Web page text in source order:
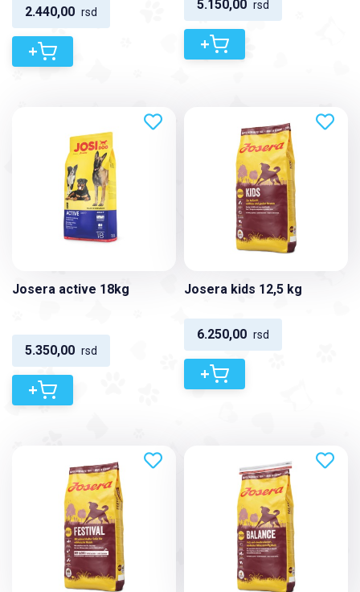
2.440,00 rsd
+
5.150,00 rsd
+
Josera active 18kg
5.350,00 rsd
+
Josera kids 12,5 kg
6.250,00 rsd
+